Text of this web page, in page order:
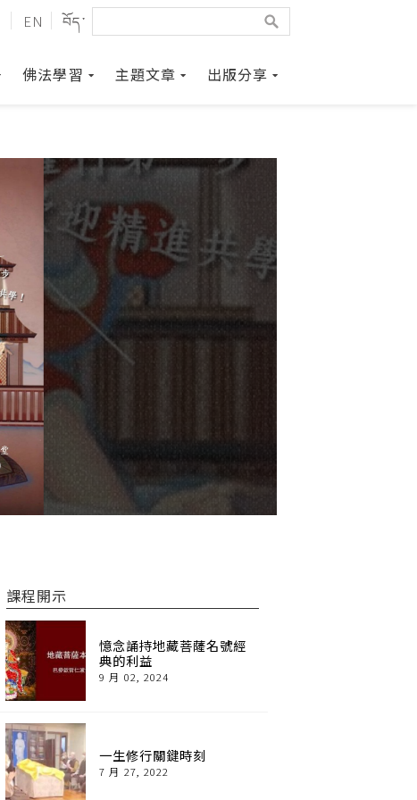
EN བོད་
佛法學習 主題文章 出版分享
課程開示
憶念誦持地藏菩薩名號經
典的利益
9 月 02, 2024
一生修行關鍵時刻
7 月 27, 2022